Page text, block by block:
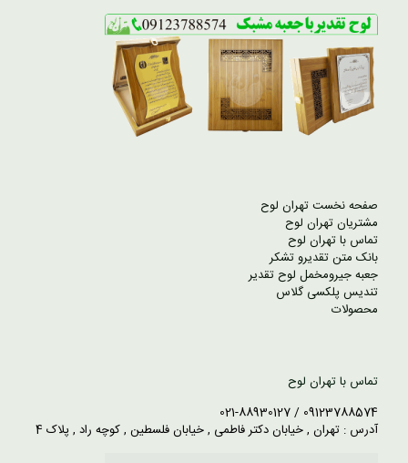
صفحه نخست تهران لوح
مشتریان تهران لوح
تماس با تهران لوح
بانک متن تقدیرو تشکر
جعبه جیرومخمل لوح تقدیر
تندیس پلکسی گلاس
محصولات
تماس با تهران لوح
09123788574 / 021-88930127
آدرس : تهران , خیابان دکتر فاطمی , خیابان فلسطین , کوچه راد , پلاک 4